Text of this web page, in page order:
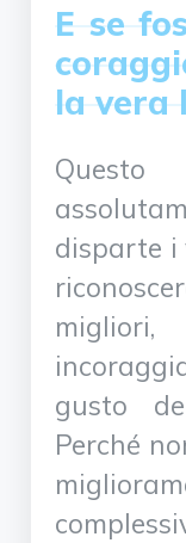
E se
la vera
disparte i
gusto
Perché